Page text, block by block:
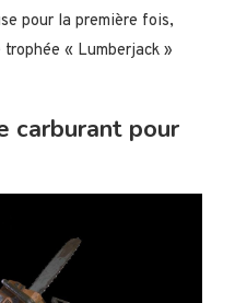
pour la première fois,
« Lumberjack »
carburant pour